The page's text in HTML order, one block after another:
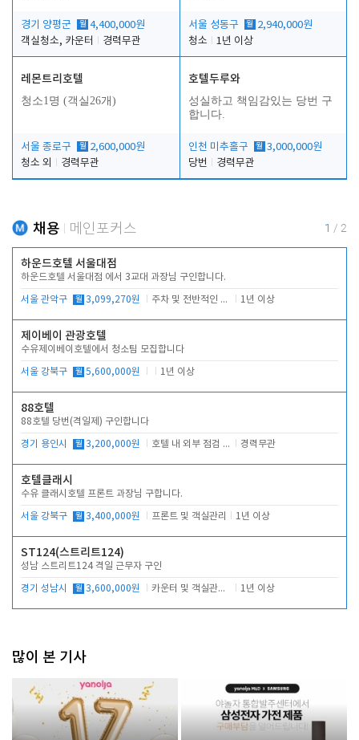
경기 양평군 월 4,400,000원
객실청소, 카운터
경력무관
서울 성동구 월 2,940,000원
청소
1년 이상
레몬트리호텔
청소1명 (객실26개)
서울 종로구 월 2,600,000원
청소 외
경력무관
호텔두루와
성실하고 책임감있는 당번 구
합니다.
인천 미추홀구 월 3,000,000원
당번
경력무관
채용 메인포커스 1 / 2
하운드호텔 서울대점
하운드호텔 서울대점 에서 3교대 과장님 구인합니다.
서울 관악구 월 3,099,270원 주차 및 전반적인 당번업무 1년 이상
제이베이 관광호텔
수유제이베이호텔에서 청소팀 모집합니다
서울 강북구 월 5,600,000원 1년 이상
88호텔
88호텔 당번(격일제) 구인합니다
경기 용인시 월 3,200,000원 호텔 내 외부 점검 및 프런트 운영 경력무관
호텔클래시
수유 클래시호텔 프론트 과장님 구합니다.
서울 강북구 월 3,400,000원 프론트 및 객실관리 1년 이상
ST124(스트리트124)
성남 스트리트124 격일 근무자 구인
경기 성남시 월 3,600,000원 카운터 및 객실관리 전반 1년 이상
많이 본 기사